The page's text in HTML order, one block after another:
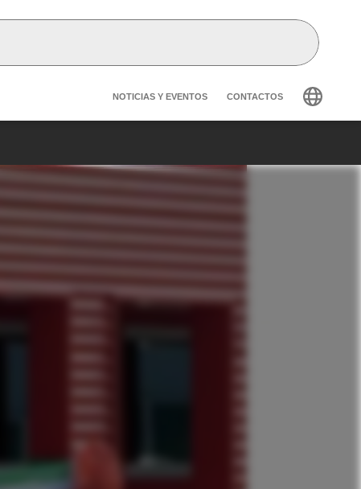
Header secondary
NOTICIAS Y EVENTOS CONTACTOS